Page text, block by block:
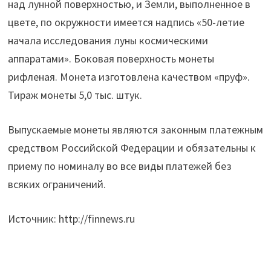
над лунной поверхностью, и Земли, выполненное в
цвете, по окружности имеется надпись «50-летие
начала исследования луны космическими
аппаратами». Боковая поверхность монеты
рифленая. Монета изготовлена качеством «пруф».
Тираж монеты 5,0 тыс. штук.
Выпускаемые монеты являются законным платежным
средством Российской Федерации и обязательны к
приему по номиналу во все виды платежей без
всяких ограничений.
Источник: http://finnews.ru